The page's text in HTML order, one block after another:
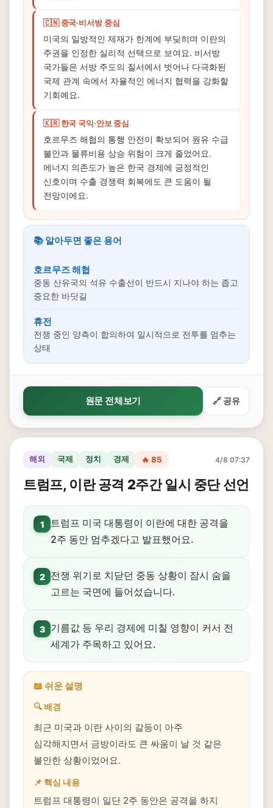
🇨🇳 중국·비서방 중심
미국의 일방적인 제재가 한계에 부딪히며 이란의
주권을 인정한 실리적 선택으로 보여요. 비서방
국가들은 서방 주도의 질서에서 벗어나 다극화된
국제 관계 속에서 자율적인 에너지 협력을 강화할
기회예요.
🇰🇷 한국 국익·안보 중심
호르무즈 해협의 통행 안전이 확보되어 원유 수급
불안과 물류비용 상승 위험이 크게 줄었어요.
에너지 의존도가 높은 한국 경제에 긍정적인
신호이며 수출 경쟁력 회복에도 큰 도움이 될
전망이에요.
📚 알아두면 좋은 용어
호르무즈 해협
중동 산유국의 석유 수출선이 반드시 지나야 하는 좁고
중요한 바닷길
휴전
전쟁 중인 양측이 합의하여 일시적으로 전투를 멈추는
상태
원문 전체보기 🔗 공유
해외 국제 정치 경제 🔥 85 4/8 07:37
트럼프, 이란 공격 2주간 일시 중단 선언
1
트럼프 미국 대통령이 이란에 대한 공격을
2주 동안 멈추겠다고 발표했어요.
2
전쟁 위기로 치닫던 중동 상황이 잠시 숨을
고르는 국면에 들어섰습니다.
3
기름값 등 우리 경제에 미칠 영향이 커서 전
세계가 주목하고 있어요.
📖 쉬운 설명
🔍 배경
최근 미국과 이란 사이의 갈등이 아주
심각해지면서 금방이라도 큰 싸움이 날 것 같은
불안한 상황이었어요.
📌 핵심 내용
트럼프 대통령이 일단 2주 동안은 공격을 하지